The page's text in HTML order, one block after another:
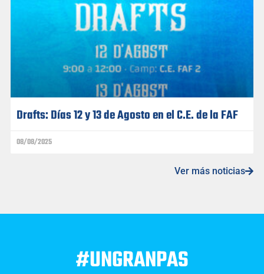
Drafts: Días 12 y 13 de Agosto en el C.E. de la FAF
08/08/2025
Ver más noticias
#UNGRANPAS